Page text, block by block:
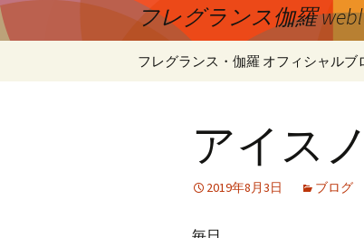
ッ
プ
フレグランス伽羅
フレグランス・伽羅 オフィシャルブ
アイス
2019年8月3日 ブログ